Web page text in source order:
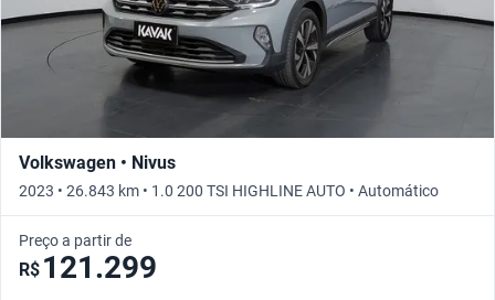
Volkswagen • Nivus
2023 • 26.843 km • 1.0 200 TSI HIGHLINE AUTO • Automático
Preço a partir de
R$ 121.299